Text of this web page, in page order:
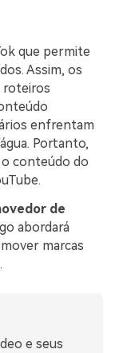
que permite
Assim, os
roteiros
enfrentam
Portanto,
conteúdo do
de
abordará
marcas
e seus